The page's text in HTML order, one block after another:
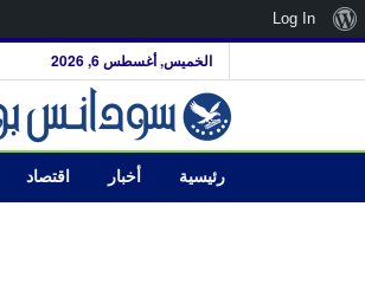
الخميس, أغسطس 6, 2026
رئيسية أخبار اقتصاد
نبذةLog In